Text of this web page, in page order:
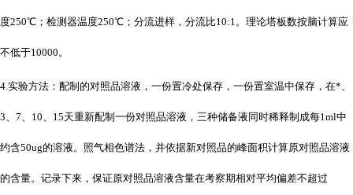
度250℃；检测器温度250℃；分流进样，分流比10:1。理论塔板数按脑计算应
不低于10000。
4.实验方法：配制的对照品溶液，一份置冷处保存，一份置室温中保存，在*、
3、7、10、15天重新配制一份对照品溶液，三种储备液同时稀释制成每1ml中
约含50ug的溶液。照气相色谱法，并依据新对照品的峰面积计算原对照品溶液
的含量。记录下来，保证原对照品溶液含量在考察期相对平均偏差不超过